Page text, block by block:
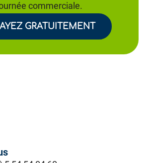
commerciale.
GRATUITEMENT